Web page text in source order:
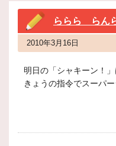
ららら らん
2010年3月16日
明日の「シャキーン！
きょうの指令でスーパ